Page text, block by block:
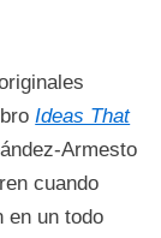
Ideas That
Armesto
cuando
en un todo